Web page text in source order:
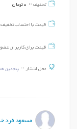
تخفیف 0 تومان
قیمت با احتساب تخفیف:
قیمت برای کاربران
محل انتشار پنجمین
مسعود فرد